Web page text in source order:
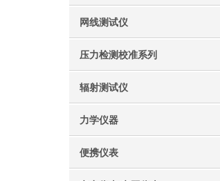
网线测试仪
压力检测校准系列
辐射测试仪
力学仪器
便携仪表